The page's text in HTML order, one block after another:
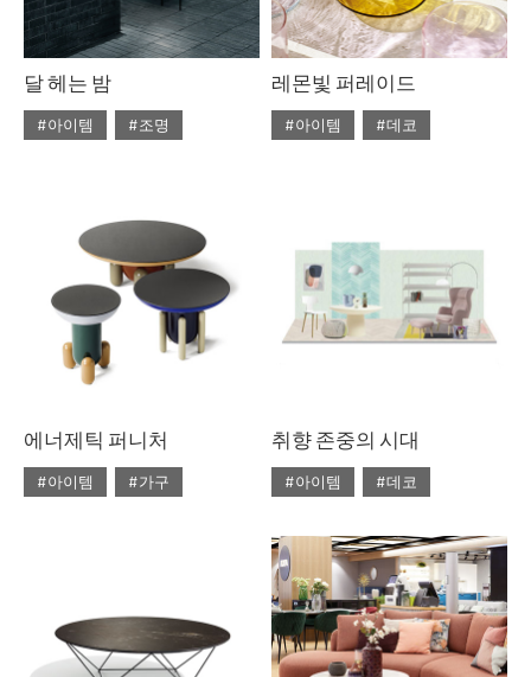
달 헤는 밤
#아이템
#조명
#조명 디자인
#테이블
#트렌드
레몬빛 퍼레이드
#아이템
#데코
#에르메스
#테이블
#토즈
#패션
에너제틱 퍼니처
#아이템
#가구
#쇼핑
#의자
#체어
#테이블
취향 존중의 시대
#아이템
#데코
#4월호 룩
#가구
#데코
#룩
#소품
#스타일링
#의자
#조명
#집 꾸미기